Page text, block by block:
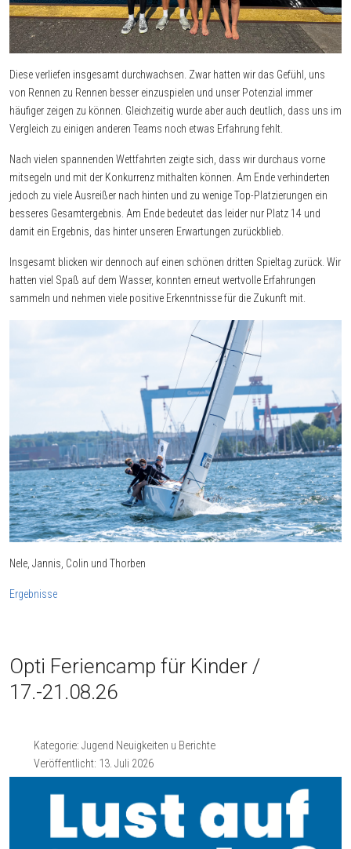
Diese verliefen insgesamt durchwachsen. Zwar hatten wir das Gefühl, uns
von Rennen zu Rennen besser einzuspielen und unser Potenzial immer
häufiger zeigen zu können. Gleichzeitig wurde aber auch deutlich, dass uns im
Vergleich zu einigen anderen Teams noch etwas Erfahrung fehlt.
Nach vielen spannenden Wettfahrten zeigte sich, dass wir durchaus vorne
mitsegeln und mit der Konkurrenz mithalten können. Am Ende verhinderten
jedoch zu viele Ausreißer nach hinten und zu wenige Top-Platzierungen ein
besseres Gesamtergebnis. Am Ende bedeutet das leider nur Platz 14 und
damit ein Ergebnis, das hinter unseren Erwartungen zurückblieb.
Insgesamt blicken wir dennoch auf einen schönen dritten Spieltag zurück. Wir
hatten viel Spaß auf dem Wasser, konnten erneut wertvolle Erfahrungen
sammeln und nehmen viele positive Erkenntnisse für die Zukunft mit.
Nele, Jannis, Colin und Thorben
Ergebnisse
Opti Feriencamp für Kinder /
17.-21.08.26
Kategorie: Jugend Neuigkeiten u Berichte
Veröffentlicht: 13. Juli 2026